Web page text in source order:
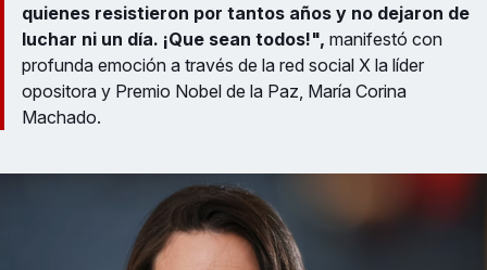
quienes resistieron por tantos años y no dejaron de
luchar ni un día. ¡Que sean todos!", manifestó con
profunda emoción a través de la red social X la líder
opositora y Premio Nobel de la Paz, María Corina
Machado.